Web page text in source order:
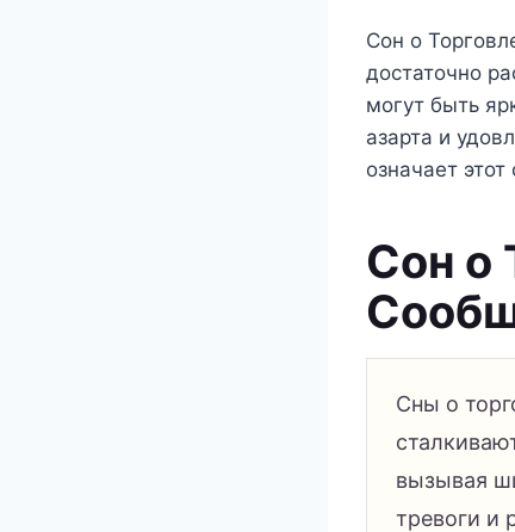
Сон о
достаточно
могут быть
азарта и
означает
Сон о
Сны о
вызывая
тревоги и